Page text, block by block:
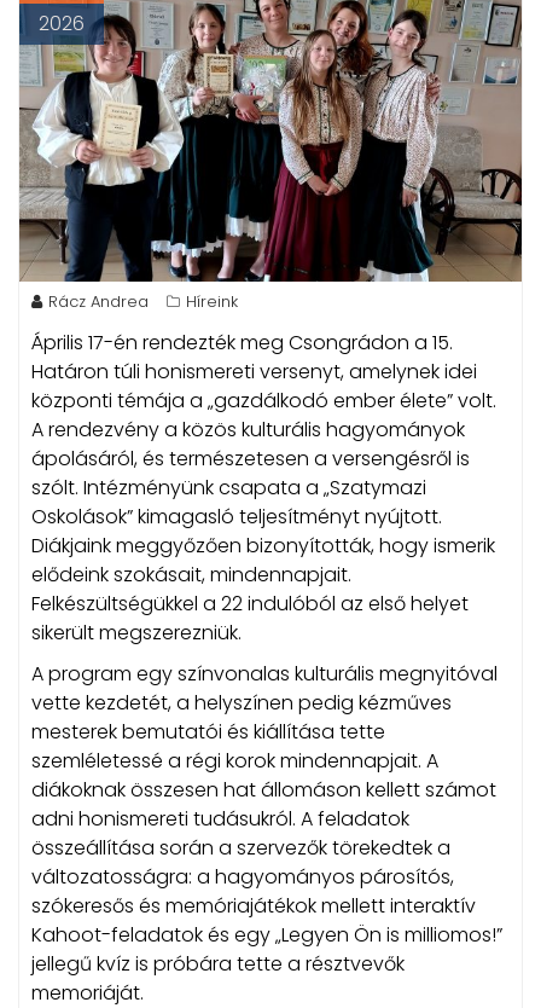
2026
Rácz Andrea Híreink
Április 17-én rendezték meg Csongrádon a 15.
Határon túli honismereti versenyt, amelynek idei
központi témája a „gazdálkodó ember élete” volt.
A rendezvény a közös kulturális hagyományok
ápolásáról, és természetesen a versengésről is
szólt. Intézményünk csapata a „Szatymazi
Oskolások” kimagasló teljesítményt nyújtott.
Diákjaink meggyőzően bizonyították, hogy ismerik
elődeink szokásait, mindennapjait.
Felkészültségükkel a 22 indulóból az első helyet
sikerült megszerezniük.
A program egy színvonalas kulturális megnyitóval
vette kezdetét, a helyszínen pedig kézműves
mesterek bemutatói és kiállítása tette
szemléletessé a régi korok mindennapjait. A
diákoknak összesen hat állomáson kellett számot
adni honismereti tudásukról. A feladatok
összeállítása során a szervezők törekedtek a
változatosságra: a hagyományos párosítós,
szókeresős és memóriajátékok mellett interaktív
Kahoot-feladatok és egy „Legyen Ön is milliomos!”
jellegű kvíz is próbára tette a résztvevők
memoriáját.